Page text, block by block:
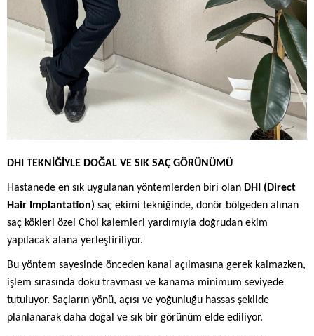
DHI TEKNİĞİYLE DOĞAL VE SIK SAÇ GÖRÜNÜMÜ
Hastanede en sık uygulanan yöntemlerden biri olan DHI (Direct
Hair Implantation) saç ekimi tekniğinde, donör bölgeden alınan
saç kökleri özel Choi kalemleri yardımıyla doğrudan ekim
yapılacak alana yerleştiriliyor.
Bu yöntem sayesinde önceden kanal açılmasına gerek kalmazken,
işlem sırasında doku travması ve kanama minimum seviyede
tutuluyor. Saçların yönü, açısı ve yoğunluğu hassas şekilde
planlanarak daha doğal ve sık bir görünüm elde ediliyor.